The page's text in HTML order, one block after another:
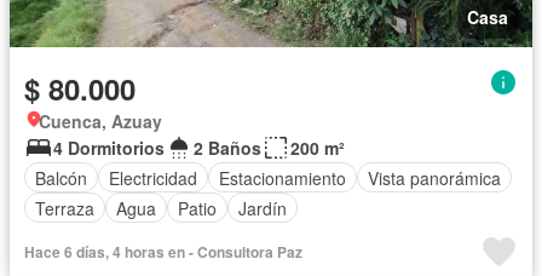
Casa
$ 80.000
Cuenca, Azuay
4 Dormitorios
2 Baños
200 m²
Balcón
Electricidad Estacionamiento
Vista panorámica
Terraza
Agua Patio Jardín
Hace 6 días, 4 horas en - Consultora Paz